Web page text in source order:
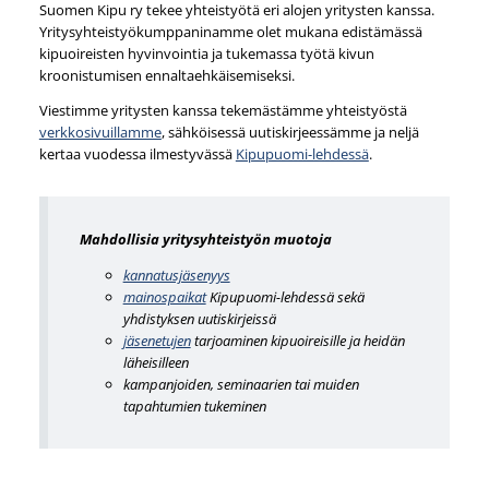
Suomen Kipu ry tekee yhteistyötä eri alojen yritysten kanssa.
Yritysyhteistyökumppaninamme olet mukana edistämässä
kipuoireisten hyvinvointia ja tukemassa työtä kivun
kroonistumisen ennaltaehkäisemiseksi.
Viestimme yritysten kanssa tekemästämme yhteistyöstä
verkkosivuillamme, sähköisessä uutiskirjeessämme ja neljä
kertaa vuodessa ilmestyvässä Kipupuomi-lehdessä.
Mahdollisia yritysyhteistyön muotoja
kannatusjäsenyys
mainospaikatKipupuomi-lehdessä sekä
yhdistyksen uutiskirjeissä
jäsenetujentarjoaminen kipuoireisille ja heidän
läheisilleen
kampanjoiden, seminaarien tai muiden
tapahtumien tukeminen